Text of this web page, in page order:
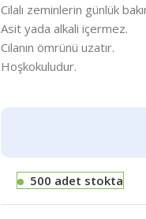
Cilalı zeminlerin günlük
Asit yada alkali içermez.
Cilanın ömrünü uzatır.
Hoşkokuludur.
500 adet stokta